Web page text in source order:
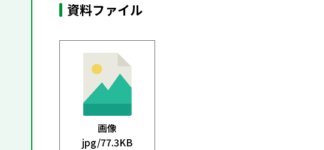
資料ファイル
画像
jpg/77.3KB